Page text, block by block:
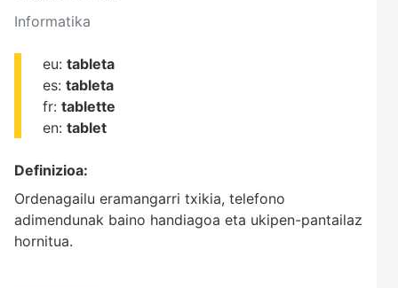
Informatika
eu: tableta
es: tableta
fr: tablette
en: tablet
Definizioa:
Ordenagailu eramangarri txikia, telefono
adimendunak baino handiagoa eta ukipen-pantailaz
hornitua.